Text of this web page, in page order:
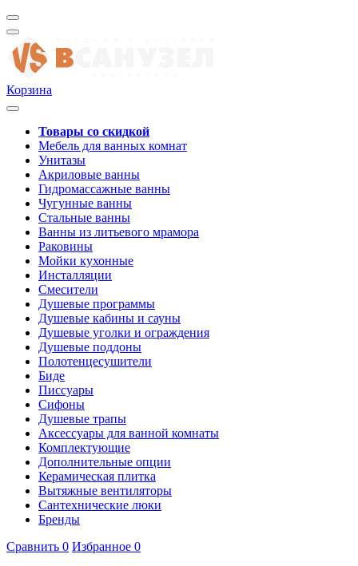
Корзина
Товары со скидкой
Мебель для ванных комнат
Унитазы
Акриловые ванны
Гидромассажные ванны
Чугунные ванны
Стальные ванны
Ванны из литьевого мрамора
Раковины
Мойки кухонные
Инсталляции
Смесители
Душевые программы
Душевые кабины и сауны
Душевые уголки и ограждения
Душевые поддоны
Полотенцесушители
Биде
Писсуары
Сифоны
Душевые трапы
Аксессуары для ванной комнаты
Комплектующие
Дополнительные опции
Керамическая плитка
Вытяжные вентиляторы
Сантехнические люки
Бренды
Сравнить 0 Избранное 0